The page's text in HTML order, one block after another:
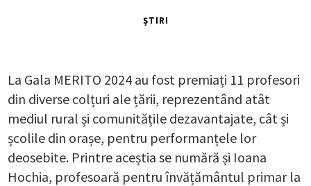
ȘTIRI
La Gala MERITO 2024 au fost premiați 11 profesori
din diverse colțuri ale țării, reprezentând atât
mediul rural și comunitățile dezavantajate, cât și
școlile din orașe, pentru performanțele lor
deosebite. Printre aceștia se numără și Ioana
Hochia, profesoară pentru învățământul primar la